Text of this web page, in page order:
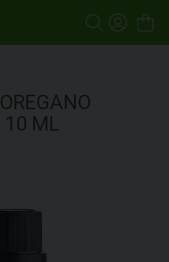
OREGANO
10 ML